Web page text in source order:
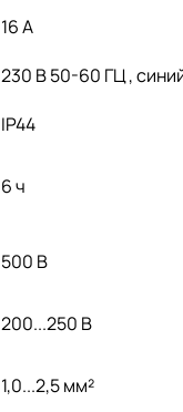
16 А
230 В 50-60 ГЦ ,
IP44
6 ч
500 В
200...250 В
1,0...2,5 мм²